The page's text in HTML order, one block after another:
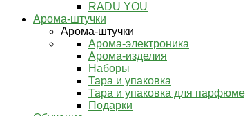
RADU YOU
Арома-штучки
Арома-штучки
Арома-электроника
Арома-изделия
Наборы
Тара и упаковка
Тара и упаковка для
Подарки